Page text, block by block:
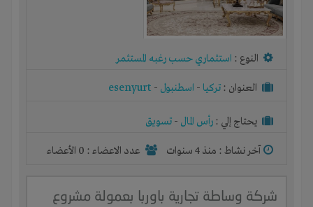
النوع : استثماري حسب رغبه المستثمر
العنوان : تركيا - اسطنبول -
esenyurt
يحتاج إلي : رأس المال - تسويق
آخر نشاط : منذ 4 سنوات عدد الاعضاء : 0 الأعضاء
شركة وساطة تجارية باوربا بعمولة مشروع